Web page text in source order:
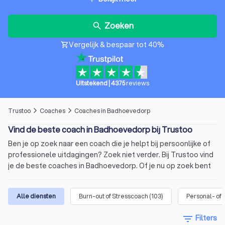
search Zoeken
shopping_cartVergelijk & bespaar tot 40%
Uitstekend 4375reviews
Trustoo arrow_forward_ios Coaches arrow_forward_ios Coaches in Badhoevedorp
Vind de beste coach in Badhoevedorp bij Trustoo
Ben je op zoek naar een coach die je helpt bij persoonlijke of
professionele uitdagingen? Zoek niet verder. Bij Trustoo vind
je de beste coaches in Badhoevedorp. Of je nu op zoek bent
Badhoevedorp, bij ons ben je er zeker van dat je een
gekwalificeerde coach vindt die past bij jouw behoeften.
Badhoevedorp via Trustoo en kies de beste coach voor jou.
Alle diensten Burn-out of Stresscoach (103) Personal- of
filter_list Filters